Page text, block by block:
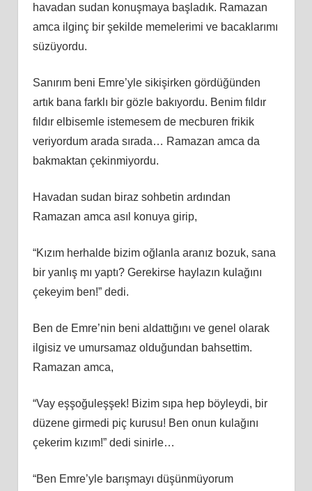
havadan sudan konuşmaya başladık. Ramazan
amca ilginç bir şekilde memelerimi ve bacaklarımı
süzüyordu.
Sanırım beni Emre’yle sikişirken gördüğünden
artık bana farklı bir gözle bakıyordu. Benim fıldır
fıldır elbisemle istemesem de mecburen frikik
veriyordum arada sırada… Ramazan amca da
bakmaktan çekinmiyordu.
Havadan sudan biraz sohbetin ardından
Ramazan amca asıl konuya girip,
“Kızım herhalde bizim oğlanla aranız bozuk, sana
bir yanlış mı yaptı? Gerekirse haylazın kulağını
çekeyim ben!” dedi.
Ben de Emre’nin beni aldattığını ve genel olarak
ilgisiz ve umursamaz olduğundan bahsettim.
Ramazan amca,
“Vay eşşoğuleşşek! Bizim sıpa hep böyleydi, bir
düzene girmedi piç kurusu! Ben onun kulağını
çekerim kızım!” dedi sinirle…
“Ben Emre’yle barışmayı düşünmüyorum